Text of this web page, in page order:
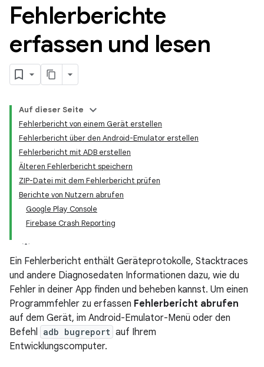
Fehlerberichte
erfassen und lesen
Auf dieser Seite
Fehlerbericht von einem Gerät erstellen
Fehlerbericht über den Android-Emulator erstellen
Fehlerbericht mit ADB erstellen
Älteren Fehlerbericht speichern
ZIP-Datei mit dem Fehlerbericht prüfen
Berichte von Nutzern abrufen
Google Play Console
Firebase Crash Reporting
Ein Fehlerbericht enthält Geräteprotokolle, Stacktraces
und andere Diagnosedaten Informationen dazu, wie du
Fehler in deiner App finden und beheben kannst. Um einen
Programmfehler zu erfassen Fehlerbericht abrufen
auf dem Gerät, im Android-Emulator-Menü oder den
Befehl adb bugreport auf Ihrem
Entwicklungscomputer.